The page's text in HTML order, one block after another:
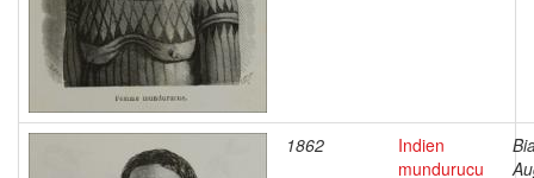
1862
Indien
mundurucu